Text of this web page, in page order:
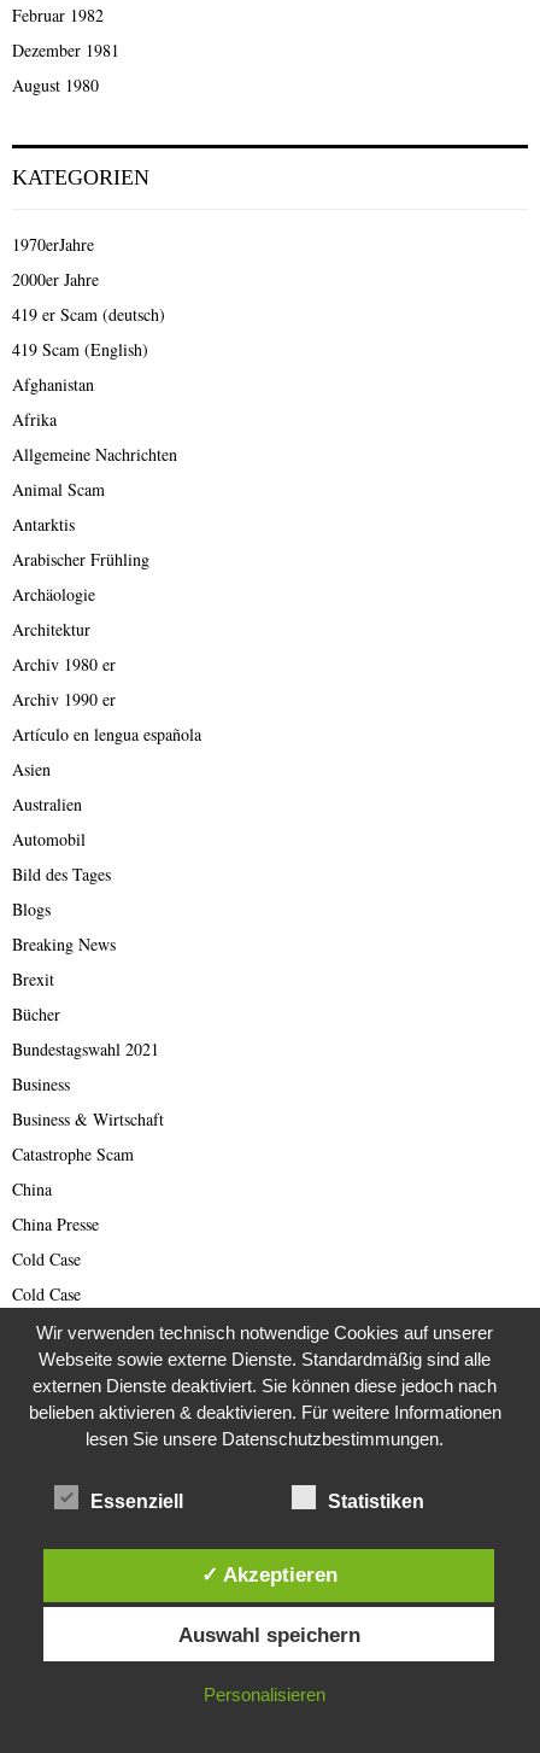
Februar 1982
Dezember 1981
August 1980
KATEGORIEN
1970erJahre
2000er Jahre
419 er Scam (deutsch)
419 Scam (English)
Afghanistan
Afrika
Allgemeine Nachrichten
Animal Scam
Antarktis
Arabischer Frühling
Archäologie
Architektur
Archiv 1980 er
Archiv 1990 er
Artículo en lengua española
Asien
Australien
Automobil
Bild des Tages
Blogs
Breaking News
Brexit
Bücher
Bundestagswahl 2021
Business
Business & Wirtschaft
Catastrophe Scam
China
China Presse
Cold Case
Cold Case
Corona Kriminelle
Covid-19
Damals
Darknet Reporter
Deutschland
Diese Website verwendet Cookies. Durch die weitere Nutzung dieser
Website stimmst du der Verwendung von Cookies zu.
IN ORDNUNG
Wir verwenden technisch notwendige Cookies auf unserer
Webseite sowie externe Dienste. Standardmäßig sind alle
externen Dienste deaktiviert. Sie können diese jedoch nach
belieben aktivieren & deaktivieren. Für weitere Informationen
lesen Sie unsere Datenschutzbestimmungen.
Essenziell Statistiken
✓ Akzeptieren
Auswahl speichern
Personalisieren